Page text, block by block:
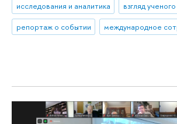
исследования и аналитика
взгляд ученого
репортаж о событии
международное